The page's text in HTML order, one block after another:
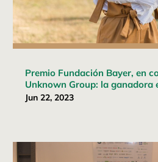
Premio Fundación Bayer, en
Unknown Group: la ganadora
Jun 22, 2023